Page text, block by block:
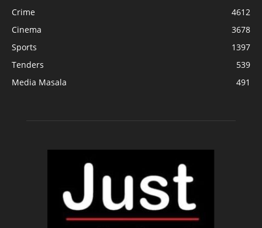
Crime
4612
Cinema
3678
Sports
1397
Tenders
539
Media Masala
491